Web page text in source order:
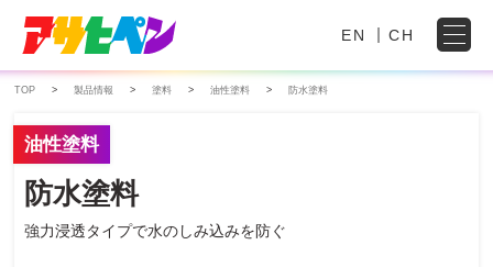
EN CH
TOP 製品情報 塗料 油性塗料 防水塗料
油性塗料
防水塗料
強力浸透タイプで水のしみ込みを防ぐ